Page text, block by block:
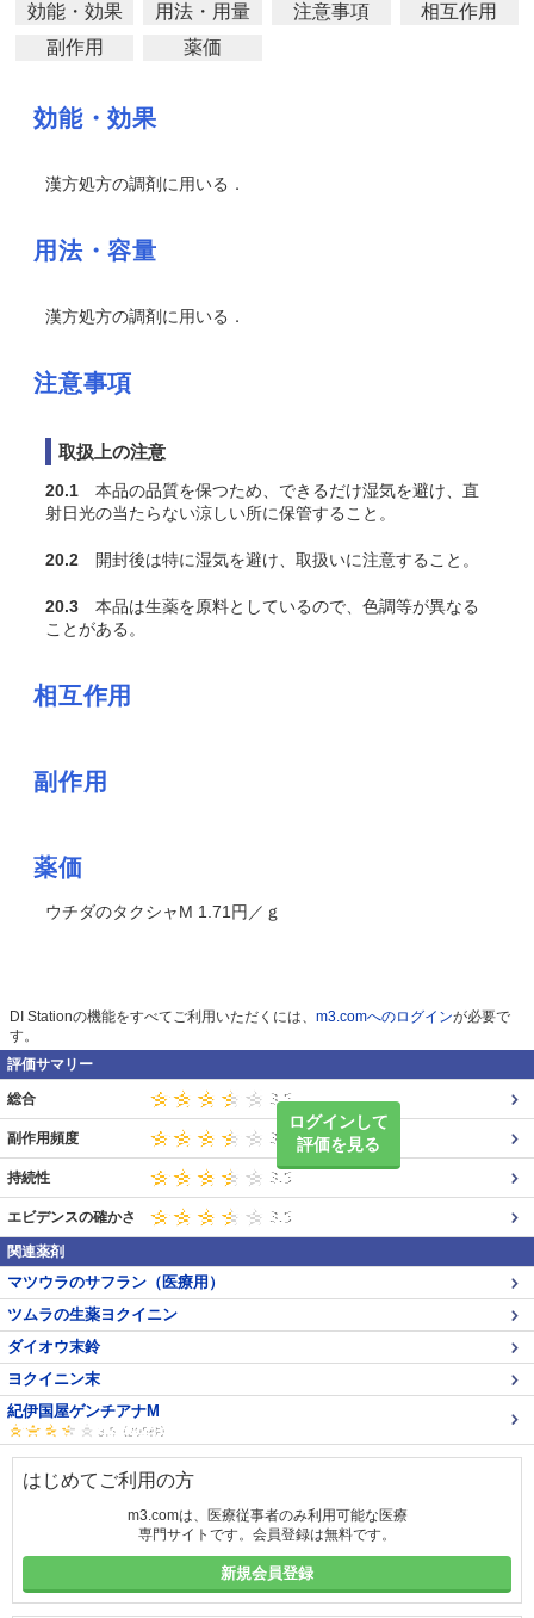
効能・効果 用法・用量 注意事項
相互作用
副作用
薬価
効能・効果
漢方処方の調剤に用いる．
用法・容量
漢方処方の調剤に用いる．
注意事項
取扱上の注意
20.1 本品の品質を保つため、できるだけ湿気を避け、直
射日光の当たらない涼しい所に保管すること。
20.2 開封後は特に湿気を避け、取扱いに注意すること。
20.3 本品は生薬を原料としているので、色調等が異なる
ことがある。
相互作用
副作用
薬価
ウチダのタクシャM 1.71円／ｇ
DI Stationの機能をすべてご利用いただくには、 m3.comへのログインが必要で
す。
評価サマリー
ログインして
評価を見る
総合
副作用頻度
持続性
エビデンスの確かさ
関連薬剤
マツウラのサフラン（医療用）
ツムラの生薬ヨクイニン
ダイオウ末鈴
ヨクイニン末
紀伊国屋ゲンチアナM
はじめてご利用の方
m3.comは、医療従事者のみ利用可能な医療
専門サイトです。会員登録は無料です。
新規会員登録